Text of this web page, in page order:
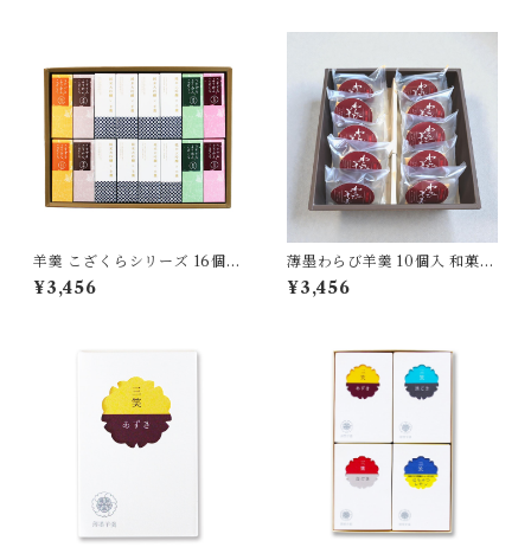
羊羹 こざくらシリーズ 16個セ
ット 詰合せ (純米大吟醸羊羹/
小豆/抹茶/黒糖/愛媛みかん)
¥3,456
薄墨わらび羊羹 10個入 和菓子
デザート ご贈答 ギフト プレゼ
ント 御中元 御歳暮
¥3,456